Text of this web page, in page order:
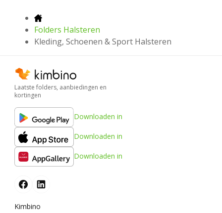
Folders Halsteren
Kleding, Schoenen & Sport Halsteren
Laatste folders, aanbiedingen en
kortingen
Downloaden in
Downloaden in
Downloaden in
Kimbino